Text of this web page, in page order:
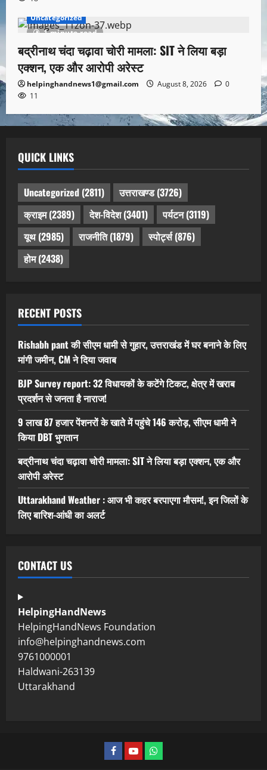
1 minute read
Uncategorized
बद्रीनाथ चंदा चढ़ावा चोरी मामला: SIT ने लिया बड़ा
एक्शन, एक और आरोपी अरेस्ट
helpinghandnews1@gmail.com August 8, 2026
0
11
QUICK LINKS
Uncategorized (2811) उत्तराखण्ड(3726)
क्राइम(2389) देश-विदेश(3401) पर्यटन(3119)
यूथ(2985) राजनीति(1879) स्पोर्ट्स(876)
होम(2438)
RECENT POSTS
Rishabh pant की सीएम धामी से गुहार, उत्तराखंड में घर बनाने के लिए
मांगी जमीन, CM ने दिया जवाब
BJP Survey report: 32 विधायकों के कटेंगे टिकट, क्षेत्र में खराब
प्रदर्शन से जनता है नाराज!
9 लाख 87 हजार पेंशनरों के खाते में पहुंचे 146 करोड़, सीएम धामी ने
किया DBT भुगतान
बद्रीनाथ चंदा चढ़ावा चोरी मामला: SIT ने लिया बड़ा एक्शन, एक और
आरोपी अरेस्ट
Uttarakhand Weather : आज भी कहर बरपाएगा मौसम!, इन जिलों के
लिए बारिश-आंधी का अलर्ट
CONTACT US
HelpingHandNews
HelpingHandNews Foundation
info@helpinghandnews.com
9761000001
Haldwani-263139
Uttarakhand